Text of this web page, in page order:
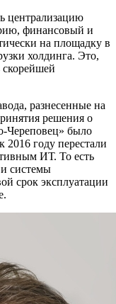
централизацию
финансовый и
на площадку в
холдинга. Это,
скорейшей
разнесенные на
решения о
Череповец» было
году перестали
ИТ. То есть
системы
срок эксплуатации